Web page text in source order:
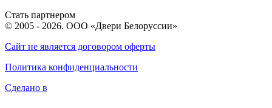
Стать партнером
© 2005 - 2026. ООО «Двери Белоруссии»
Сайт не является договором оферты
Политика конфиденциальности
Сделано в